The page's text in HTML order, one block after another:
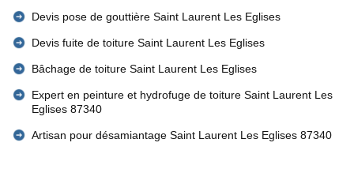
Devis pose de gouttière Saint Laurent Les Eglises
Devis fuite de toiture Saint Laurent Les Eglises
Bâchage de toiture Saint Laurent Les Eglises
Expert en peinture et hydrofuge de toiture Saint Laurent Les
Eglises 87340
Artisan pour désamiantage Saint Laurent Les Eglises 87340